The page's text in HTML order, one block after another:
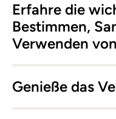
Erfahre die
Bestimmen,
Verwenden
Genieße das